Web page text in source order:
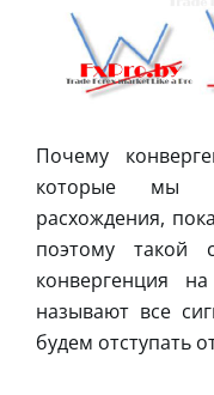
Почему
которые мы
расхождения,
поэтому такой
конвергенция
называют все
будем отступать